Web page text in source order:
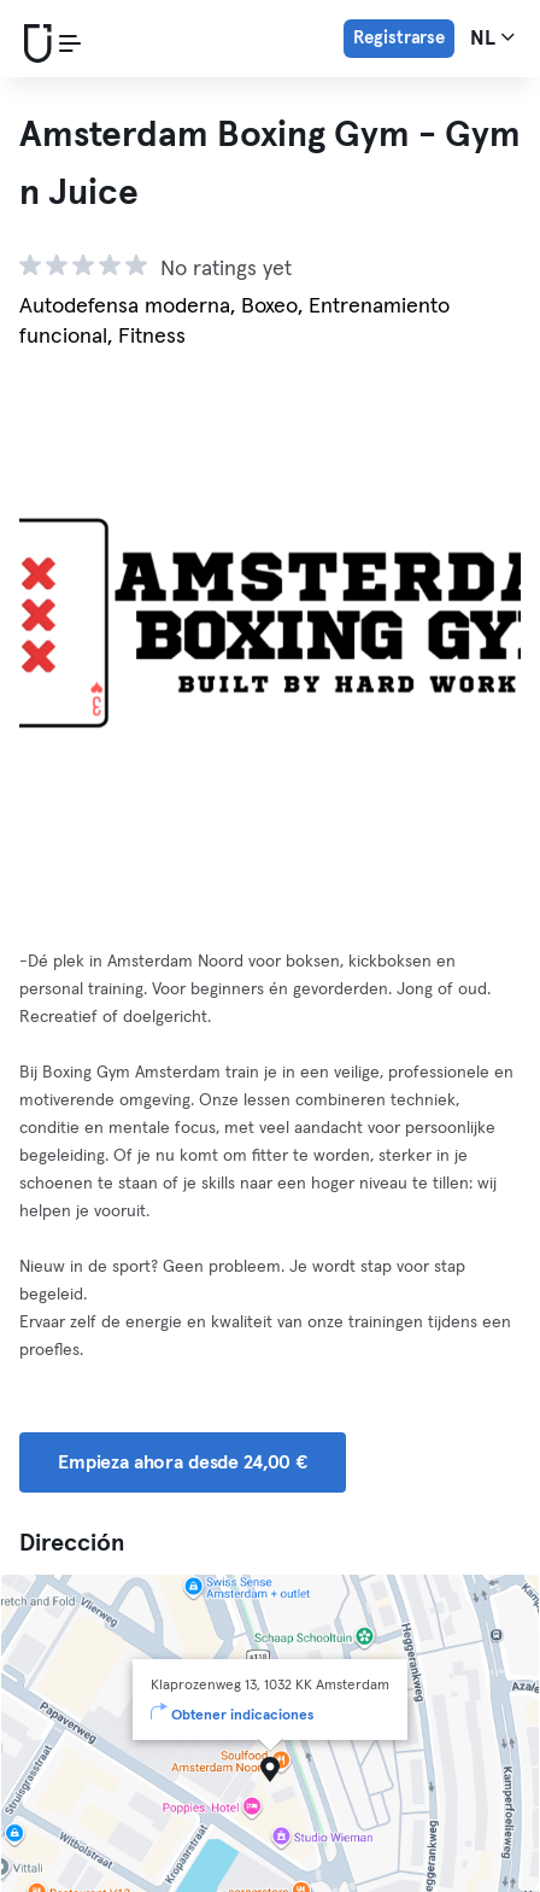
Registrarse NL
Amsterdam Boxing Gym - Gym
n Juice
No ratings yet
Autodefensa moderna, Boxeo, Entrenamiento
funcional, Fitness
-Dé plek in Amsterdam Noord voor boksen, kickboksen en
personal training. Voor beginners én gevorderden. Jong of oud.
Recreatief of doelgericht.
Bij Boxing Gym Amsterdam train je in een veilige, professionele en
motiverende omgeving. Onze lessen combineren techniek,
conditie en mentale focus, met veel aandacht voor persoonlijke
begeleiding. Of je nu komt om fitter te worden, sterker in je
schoenen te staan of je skills naar een hoger niveau te tillen: wij
helpen je vooruit.
Nieuw in de sport? Geen probleem. Je wordt stap voor stap
begeleid.
Ervaar zelf de energie en kwaliteit van onze trainingen tijdens een
proefles.
Empieza ahora desde 24,00 €
Dirección
Klaprozenweg 13, 1032 KK Amsterdam
Obtener indicaciones